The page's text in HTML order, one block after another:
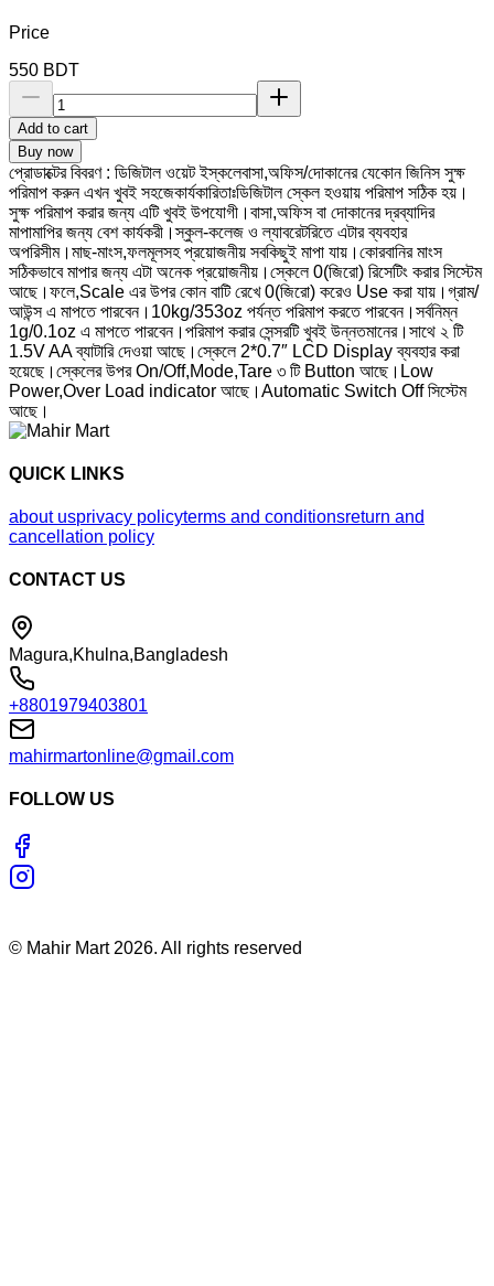
Price
550 BDT
Add to cart
Buy now
প্রোডাক্টের বিবরণ : ডিজিটাল ওয়েট ইস্কলেবাসা,অফিস/দোকানের যেকোন জিনিস সুক্ষ
পরিমাপ করুন এখন খুবই সহজেকার্যকারিতাঃডিজিটাল স্কেল হওয়ায় পরিমাপ সঠিক হয়।
সুক্ষ পরিমাপ করার জন্য এটি খুবই উপযোগী।বাসা,অফিস বা দোকানের দ্রব্যাদির
মাপামাপির জন্য বেশ কার্যকরী।স্কুল-কলেজ ও ল্যাবরেটরিতে এটার ব্যবহার
অপরিসীম।‍মাছ-মাংস,ফলমূলসহ প্রয়োজনীয় সবকিছুই মাপা যায়।কোরবানির মাংস
সঠিকভাবে মাপার জন্য এটা অনেক প্রয়োজনীয়।স্কেলে 0(জিরো) রিসেটিং করার সিস্টেম
আছে।ফলে,Scale এর উপর কোন বাটি রেখে 0(জিরো) করেও Use করা যায়।গ্রাম/
আউন্স এ মাপতে পারবেন।10kg/353oz পর্যন্ত পরিমাপ করতে পারবেন।সর্বনিম্ন
1g/0.1oz এ মাপতে পারবেন।পরিমাপ করার সেন্সরটি খুবই উন্নতমানের।সাথে ২ টি
1.5V AA ব্যাটারি দেওয়া আছে।স্কেলে 2*0.7″ LCD Display ব্যবহার করা
হয়েছে।স্কেলের উপর On/Off,Mode,Tare ৩ টি Button আছে।Low
Power,Over Load indicator আছে।Automatic Switch Off সিস্টেম
আছে।
QUICK LINKS
about usprivacy policyterms and conditionsreturn and
cancellation policy
CONTACT US
Magura,Khulna,Bangladesh
+8801979403801
mahirmartonline@gmail.com
FOLLOW US
© Mahir Mart 2026. All rights reserved